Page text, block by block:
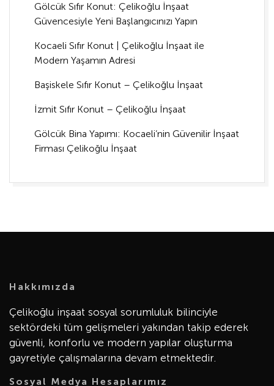
Gölcük Sıfır Konut: Çelikoğlu İnşaat
Güvencesiyle Yeni Başlangıcınızı Yapın
Kocaeli Sıfır Konut | Çelikoğlu İnşaat ile
Modern Yaşamın Adresi
Başiskele Sıfır Konut – Çelikoğlu İnşaat
İzmit Sıfır Konut – Çelikoğlu İnşaat
Gölcük Bina Yapımı: Kocaeli’nin Güvenilir İnşaat
Firması Çelikoğlu İnşaat
Hakkımızda
Çelikoğlu inşaat sosyal sorumluluk bilinciyle
sektördeki tüm gelişmeleri yakından takip ederek
güvenli, konforlu ve modern yapılar oluşturma
gayretiyle çalışmalarına devam etmektedir.
Sosyal Medya Hesaplarımız